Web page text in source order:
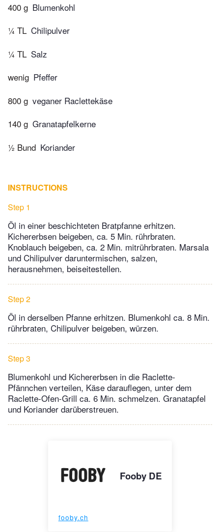
400 g Blumenkohl
¼ TL Chilipulver
¼ TL Salz
wenig Pfeffer
800 g veganer Raclettekäse
140 g Granatapfelkerne
½ Bund Koriander
INSTRUCTIONS
Step 1
Öl in einer beschichteten Bratpfanne erhitzen.
Kichererbsen beigeben, ca. 5 Min. rührbraten.
Knoblauch beigeben, ca. 2 Min. mitrührbraten. Marsala
und Chilipulver daruntermischen, salzen,
herausnehmen, beiseitestellen.
Step 2
Öl in derselben Pfanne erhitzen. Blumenkohl ca. 8 Min.
rührbraten, Chilipulver beigeben, würzen.
Step 3
Blumenkohl und Kichererbsen in die Raclette-
Pfännchen verteilen, Käse darauflegen, unter dem
Raclette-Ofen-Grill ca. 6 Min. schmelzen. Granatapfel
und Koriander darüberstreuen.
Fooby DE
fooby.ch